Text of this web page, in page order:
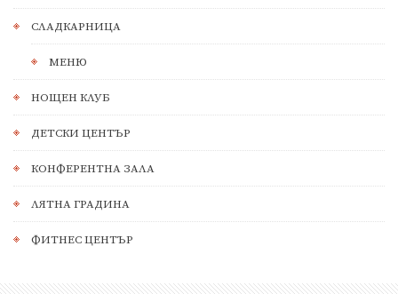
СЛАДКАРНИЦА
МЕНЮ
НОЩЕН КЛУБ
ДЕТСКИ ЦЕНТЪР
КОНФЕРЕНТНА ЗАЛА
ЛЯТНА ГРАДИНА
ФИТНЕС ЦЕНТЪР